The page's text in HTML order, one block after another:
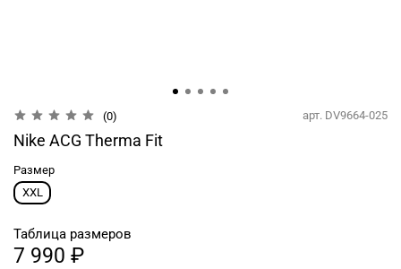
(0) арт. DV9664-025
Nike ACG Therma Fit
Размер
XXL
Таблица размеров
7 990 ₽